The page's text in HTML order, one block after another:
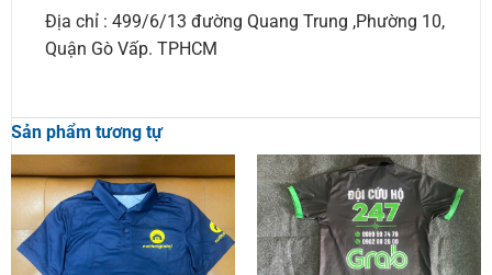
Địa chỉ : 499/6/13 đường Quang Trung ,Phường 10,
Quận Gò Vấp. TPHCM
Sản phẩm tương tự